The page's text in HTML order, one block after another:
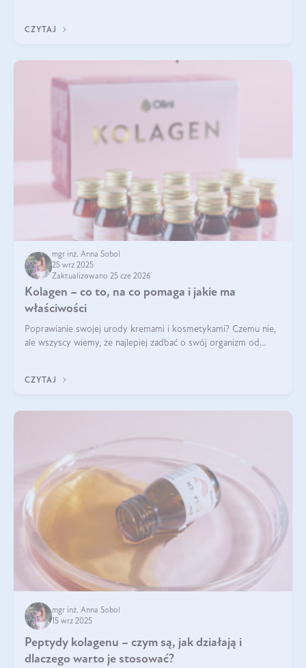
CZYTAJ
mgr inż. Anna Sobol
25 wrz 2025
Zaktualizowano 25 cze 2026
Kolagen – co to, na co pomaga i jakie ma
właściwości
Poprawianie swojej urody kremami i kosmetykami? Czemu nie,
ale wszyscy wiemy, że najlepiej zadbać o swój organizm od
wysokiej jakości suplem
CZYTAJ
mgr inż. Anna Sobol
15 wrz 2025
Peptydy kolagenu – czym są, jak działają i
dlaczego warto je stosować?